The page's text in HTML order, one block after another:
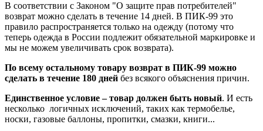
В соответствии с Законом "О защите прав потребителей"
возврат можно сделать в течение 14 дней. В ПИК-99 это
правило распространяется только на одежду (потому что
теперь одежда в России подлежит обязательной маркировке и
мы не можем увеличивать срок возврата).
По всему остальному товару возврат в ПИК-99 можно
сделать в течение 180 дней без всякого объяснения причин.
Единственное условие – товар должен быть новый. И есть
несколько логичных исключений, таких как термобелье,
носки, газовые баллоны, пропитки, смазки, книги...